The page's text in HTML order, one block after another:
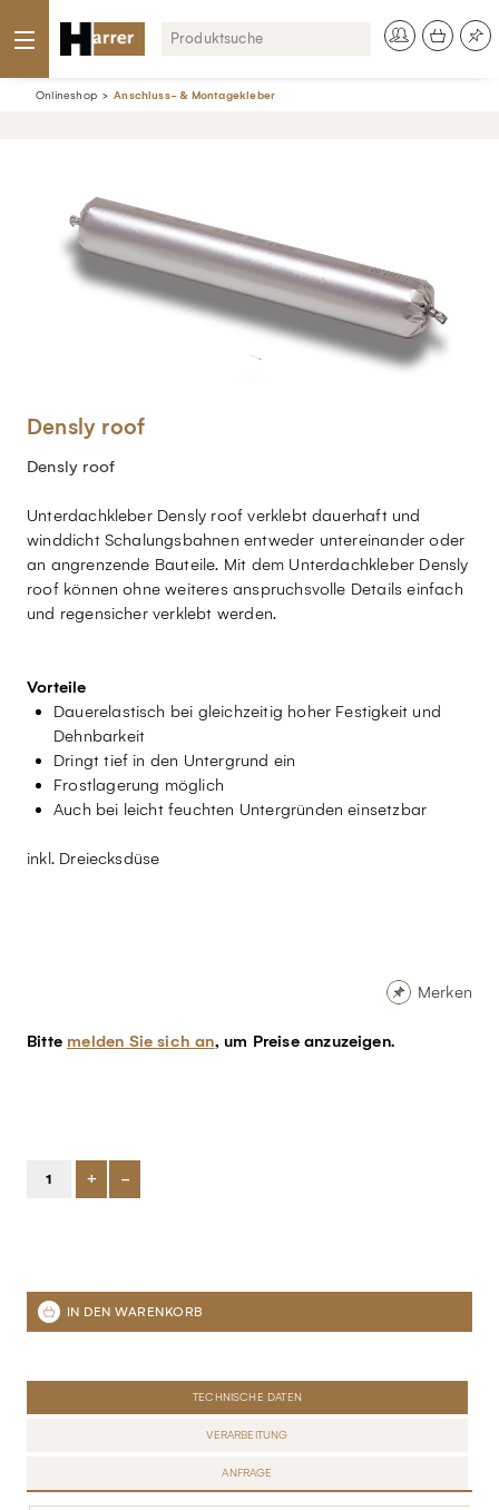
Onlineshop Anschluss- & Montagekleber
Densly roof
Densly roof
Unterdachkleber Densly roof verklebt dauerhaft und
winddicht Schalungsbahnen entweder untereinander oder
an angrenzende Bauteile. Mit dem Unterdachkleber Densly
roof können ohne weiteres anspruchsvolle Details einfach
und regensicher verklebt werden.
Vorteile
Dauerelastisch bei gleichzeitig hoher Festigkeit und
Dehnbarkeit
Dringt tief in den Untergrund ein
Frostlagerung möglich
Auch bei leicht feuchten Untergründen einsetzbar
inkl. Dreiecksdüse
Merken
Bitte melden Sie sich an, um Preise anzuzeigen.
+ -
TECHNISCHE DATEN
VERARBEITUNG
ANFRAGE